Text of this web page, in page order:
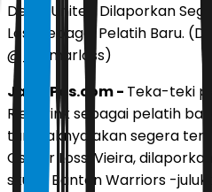
Dewa United Dilaporkan
Loss sebagai Pelatih Baru.
@_osmarloss)
JawaPos.com - Teka-teki
Riekerink sebagai pelatih
tampaknya akan segera
Osmar Loss, Vieira,
skuad Banten Warriors -